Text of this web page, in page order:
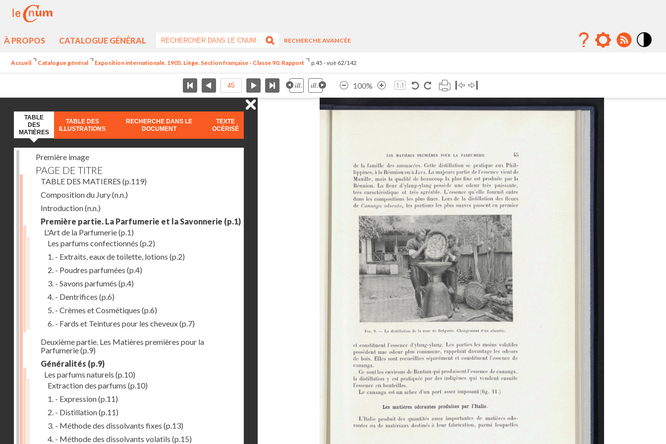
À PROPOS CATALOGUE GÉNÉRAL
RECHERCHE AVANCÉE
Accueil Catalogue général Exposition internationale. 1905. Liège. Section française - Classe 90. Rapport p.45 - vue 62/142
100%
TABLE
DES
MATIÈRES
TABLE DES
ILLUSTRATIONS
RECHERCHE DANS LE
DOCUMENT
TEXTE
OCÉRISÉ
Première image
PAGE DE TITRE
TABLE DES MATIERES (p.119)
Composition du Jury(n.n.)
Introduction(n.n.)
Première partie. La Parfumerie et la Savonnerie (p.1)
L'Art de la Parfumerie(p.1)
Les parfums confectionnés (p.2)
1. - Extraits, eaux de toilette, lotions (p.2)
2. - Poudres parfumées (p.4)
3. - Savons parfumés (p.4)
4. - Dentrifices (p.6)
5. - Crèmes et Cosmétiques (p.6)
6. - Fards et Teintures pour les cheveux(p.7)
Deuxième partie. Les Matières premières pour la
Parfumerie(p.9)
Généralités (p.9)
Les parfums naturels (p.10)
Extraction des parfums (p.10)
1. - Expression(p.11)
2. - Distillation(p.11)
3. - Méthode des dissolvants fixes (p.13)
4. - Méthode des dissolvants volatils (p.15)